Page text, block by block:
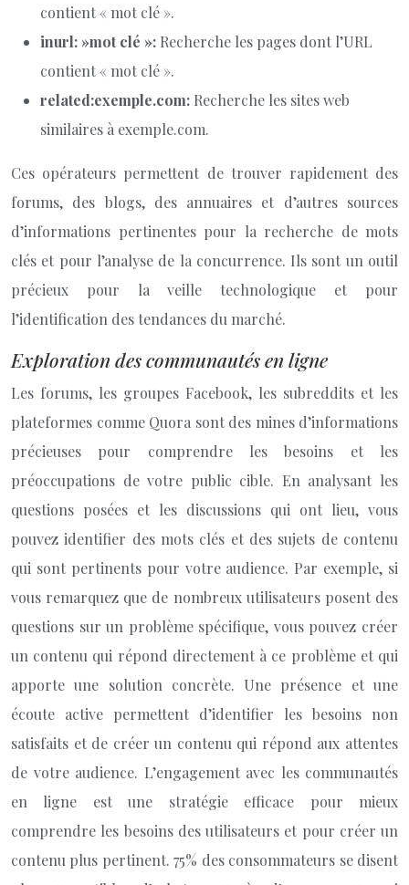
contient « mot clé ».
inurl: »mot clé »: Recherche les pages dont l’URL
contient « mot clé ».
related:exemple.com: Recherche les sites web
similaires à exemple.com.
Ces opérateurs permettent de trouver rapidement des
forums, des blogs, des annuaires et d’autres sources
d’informations pertinentes pour la recherche de mots
clés et pour l’analyse de la concurrence. Ils sont un outil
précieux pour la veille technologique et pour
l’identification des tendances du marché.
Exploration des communautés en ligne
Les forums, les groupes Facebook, les subreddits et les
plateformes comme Quora sont des mines d’informations
précieuses pour comprendre les besoins et les
préoccupations de votre public cible. En analysant les
questions posées et les discussions qui ont lieu, vous
pouvez identifier des mots clés et des sujets de contenu
qui sont pertinents pour votre audience. Par exemple, si
vous remarquez que de nombreux utilisateurs posent des
questions sur un problème spécifique, vous pouvez créer
un contenu qui répond directement à ce problème et qui
apporte une solution concrète. Une présence et une
écoute active permettent d’identifier les besoins non
satisfaits et de créer un contenu qui répond aux attentes
de votre audience. L’engagement avec les communautés
en ligne est une stratégie efficace pour mieux
comprendre les besoins des utilisateurs et pour créer un
contenu plus pertinent. 75% des consommateurs se disent